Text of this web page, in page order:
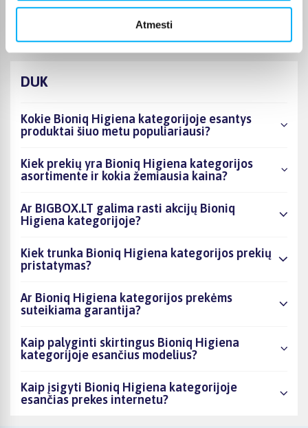
Atmesti
Puikiai.
DUK
Kokie Bioniq Higiena kategorijoje esantys
produktai šiuo metu populiariausi?
Kiek prekių yra Bioniq Higiena kategorijos
asortimente ir kokia žemiausia kaina?
Ar BIGBOX.LT galima rasti akcijų Bioniq
Higiena kategorijoje?
Kiek trunka Bioniq Higiena kategorijos prekių
pristatymas?
Ar Bioniq Higiena kategorijos prekėms
suteikiama garantija?
Kaip palyginti skirtingus Bioniq Higiena
kategorijoje esančius modelius?
Kaip įsigyti Bioniq Higiena kategorijoje
esančias prekes internetu?